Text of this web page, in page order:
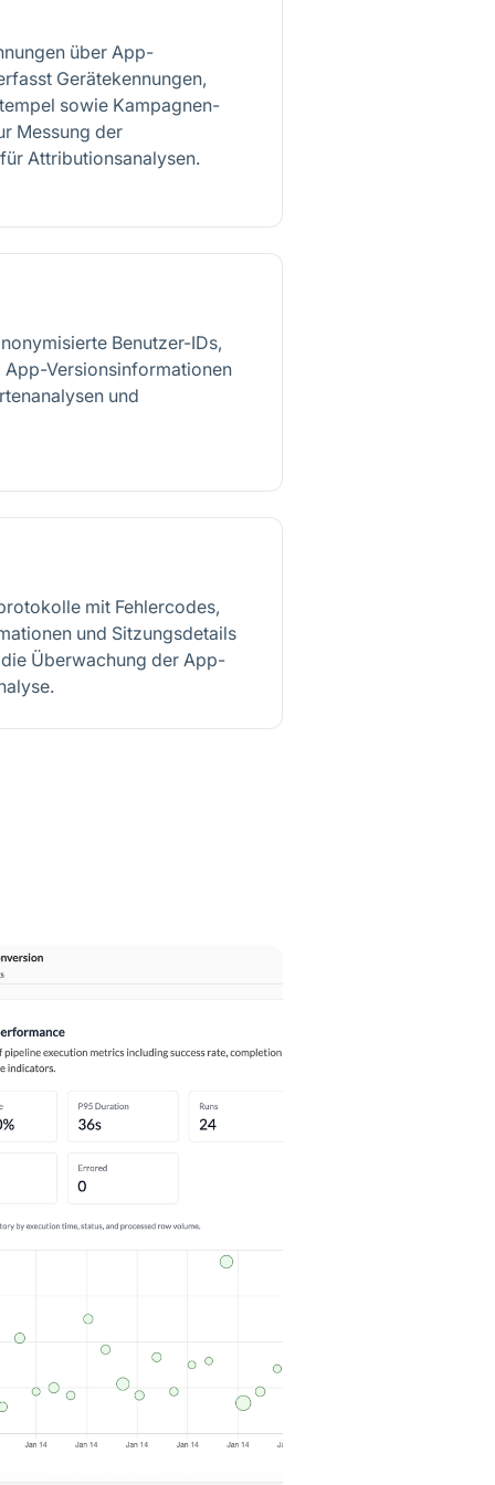
über App-
Gerätekennungen,
sowie Kampagnen-
Messung der
Attributionsanalysen.
Benutzer-IDs,
Versionsinformationen
und
mit Fehlercodes,
und Sitzungsdetails
Überwachung der App-